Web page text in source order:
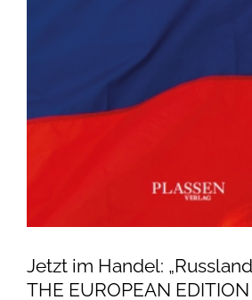
Jetzt im Handel:
THE EUROPEAN EDITION